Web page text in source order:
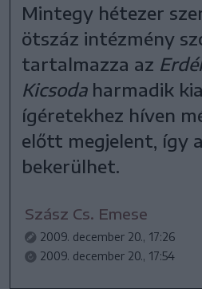
Mintegy hétezer
ötszáz intézmény
tartalmazza az
Kicsodaharmadik
ígéretekhez híven
előtt megjelent, így
bekerülhet.
Szász Cs. Emese
2009. december 20., 17:26
2009. december 20., 17:54